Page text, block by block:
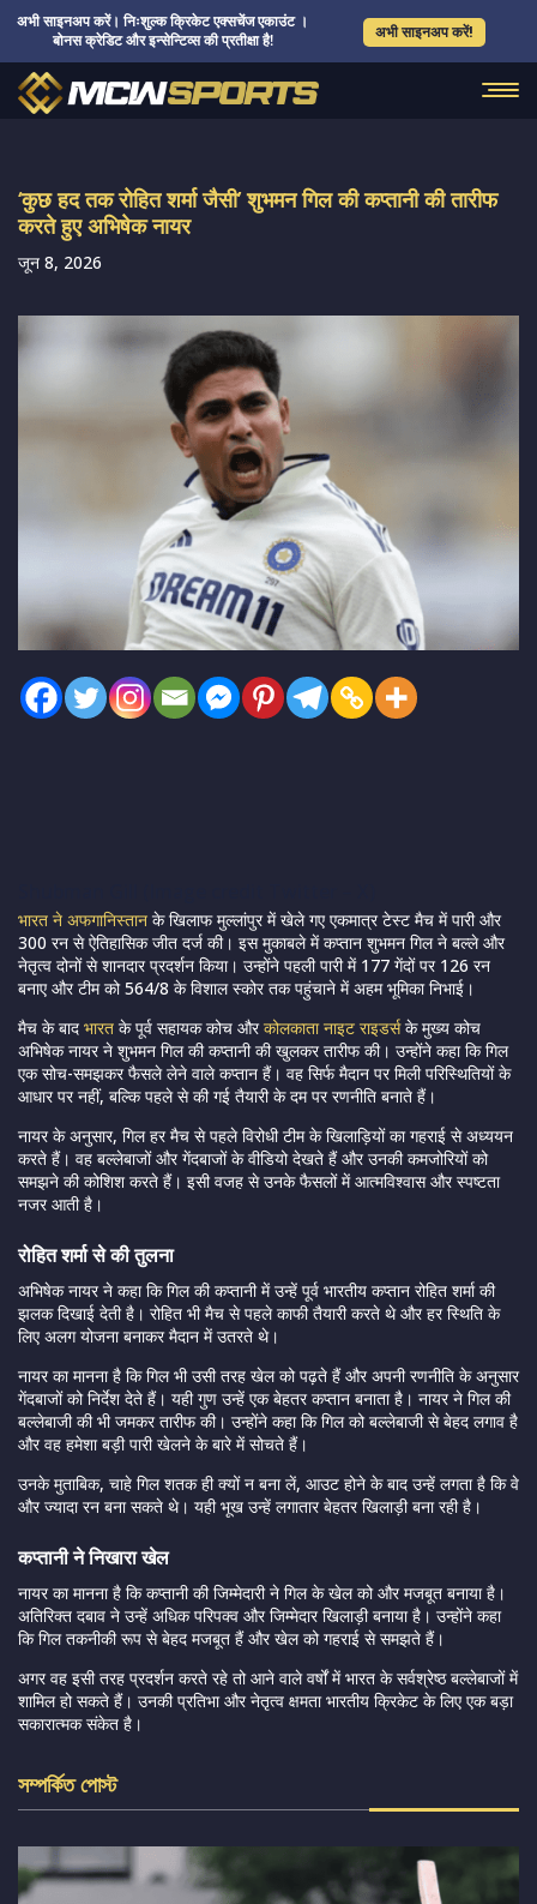
अभी साइनअप करें। निःशुल्क क्रिकेट एक्सचेंज एकाउंट ।
बोनस क्रेडिट और इन्सेन्टिव्स की प्रतीक्षा है!
अभी साइनअप करें!
‘कुछ हद तक रोहित शर्मा जैसी’ शुभमन गिल की कप्तानी की तारीफ
करते हुए अभिषेक नायर
जून 8, 2026
भारत ने अफगानिस्तान के खिलाफ मुल्लांपुर में खेले गए एकमात्र टेस्ट मैच में पारी और
300 रन से ऐतिहासिक जीत दर्ज की। इस मुकाबले में कप्तान शुभमन गिल ने बल्ले और
नेतृत्व दोनों से शानदार प्रदर्शन किया। उन्होंने पहली पारी में 177 गेंदों पर 126 रन
बनाए और टीम को 564/8 के विशाल स्कोर तक पहुंचाने में अहम भूमिका निभाई।
मैच के बाद भारत के पूर्व सहायक कोच औरकोलकाता नाइट राइडर्सके मुख्य कोच
अभिषेक नायर ने शुभमन गिल की कप्तानी की खुलकर तारीफ की। उन्होंने कहा कि गिल
एक सोच-समझकर फैसले लेने वाले कप्तान हैं। वह सिर्फ मैदान पर मिली परिस्थितियों के
आधार पर नहीं, बल्कि पहले से की गई तैयारी के दम पर रणनीति बनाते हैं।
नायर के अनुसार, गिल हर मैच से पहले विरोधी टीम के खिलाड़ियों का गहराई से अध्ययन
करते हैं। वह बल्लेबाजों और गेंदबाजों के वीडियो देखते हैं और उनकी कमजोरियों को
समझने की कोशिश करते हैं। इसी वजह से उनके फैसलों में आत्मविश्वास और स्पष्टता
नजर आती है।
रोहित शर्मा से की तुलना
अभिषेक नायर ने कहा कि गिल की कप्तानी में उन्हें पूर्व भारतीय कप्तान रोहित शर्मा की
झलक दिखाई देती है। रोहित भी मैच से पहले काफी तैयारी करते थे और हर स्थिति के
लिए अलग योजना बनाकर मैदान में उतरते थे।
नायर का मानना है कि गिल भी उसी तरह खेल को पढ़ते हैं और अपनी रणनीति के अनुसार
गेंदबाजों को निर्देश देते हैं। यही गुण उन्हें एक बेहतर कप्तान बनाता है। नायर ने गिल की
बल्लेबाजी की भी जमकर तारीफ की। उन्होंने कहा कि गिल को बल्लेबाजी से बेहद लगाव है
और वह हमेशा बड़ी पारी खेलने के बारे में सोचते हैं।
उनके मुताबिक, चाहे गिल शतक ही क्यों न बना लें, आउट होने के बाद उन्हें लगता है कि वे
और ज्यादा रन बना सकते थे। यही भूख उन्हें लगातार बेहतर खिलाड़ी बना रही है।
कप्तानी ने निखारा खेल
नायर का मानना है कि कप्तानी की जिम्मेदारी ने गिल के खेल को और मजबूत बनाया है।
अतिरिक्त दबाव ने उन्हें अधिक परिपक्व और जिम्मेदार खिलाड़ी बनाया है। उन्होंने कहा
कि गिल तकनीकी रूप से बेहद मजबूत हैं और खेल को गहराई से समझते हैं।
अगर वह इसी तरह प्रदर्शन करते रहे तो आने वाले वर्षों में भारत के सर्वश्रेष्ठ बल्लेबाजों में
शामिल हो सकते हैं। उनकी प्रतिभा और नेतृत्व क्षमता भारतीय क्रिकेट के लिए एक बड़ा
सकारात्मक संकेत है।
সম্পর্কিত পোস্ট